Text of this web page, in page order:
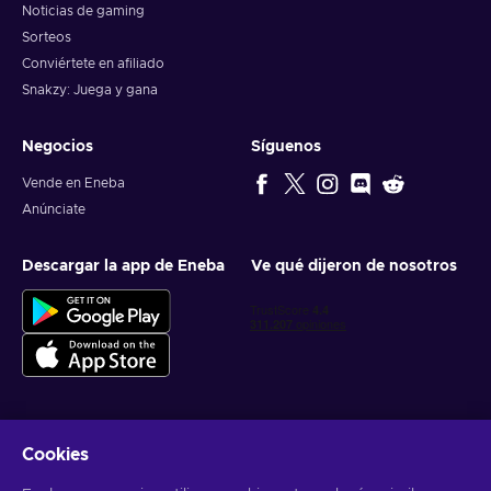
Noticias de gaming
Sorteos
Conviértete en afiliado
Snakzy: Juega y gana
Negocios
Vende en Eneba
Anúnciate
Síguenos
Descargar la app de Eneba Ve qué dijeron de nosotros
Obtén ofertas personalizadas de videojuegos
Cookies